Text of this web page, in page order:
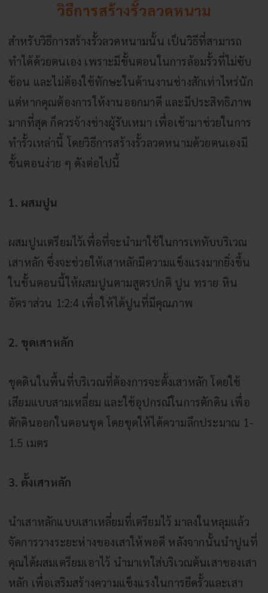
วิธีการสร้างรั้วลวดหนาม
สำหรับวิธีการสร้างรั้วลวดหนามนั้น เป็นวิธีที่สามารถ
ทำได้ด้วยตนเอง เพราะมีขั้นตอนในการล้อมรั้วที่ไม่ซับ
ซ้อน และไม่ต้องใช้ทักษะในด้านงานช่างสักเท่าไหร่นัก
แต่หากคุณต้องการให้งานออกมาดี และมีประสิทธิภาพ
มากที่สุด ก็ควรจ้างช่างผู้รับเหมา เพื่อเข้ามาช่วยในการ
ทำรั้วเหล่านี้ โดยวิธีการสร้างรั้วลวดหนามด้วยตนเองมี
ขั้นตอนง่าย ๆ ดังต่อไปนี้
1. ผสมปูน
ผสมปูนเตรียมไว้เพื่อที่จะนำมาใช้ในการเททับบริเวณ
เสาหลัก ซึ่งจะช่วยให้เสาหลักมีความแข็งแรงมากยิ่งขึ้น
ในขั้นตอนนี้ให้ผสมปูนตามสูตรปกติ ปูน ทราย หิน
อัตราส่วน 1:2:4 เพื่อให้ได้ปูนที่มีคุณภาพ
2. ขุดเสาหลัก
ขุดดินในพื้นที่บริเวณที่ต้องการจะตั้งเสาหลัก โดยใช้
เสียมแบบสามเหลี่ยม และใช้อุปกรณ์ในการตักดิน เพื่อ
ตักดินออกในตอนขุด โดยขุดให้ได้ความลึกประมาณ 1-
1.5 เมตร
3. ตั้งเสาหลัก
นำเสาหลักแบบเสาเหลี่ยมที่เตรียมไว้ มาลงในหลุมแล้ว
จัดการวางระยะห่างของเสาให้พอดี หลังจากนั้นนำปูนที่
คุณได้ผสมเตรียมเอาไว้ นำมาเทใส่บริเวณต้นเสาของเสา
หลัก เพื่อเสริมสร้างความแข็งแรงในการยึดรั้วและเสา